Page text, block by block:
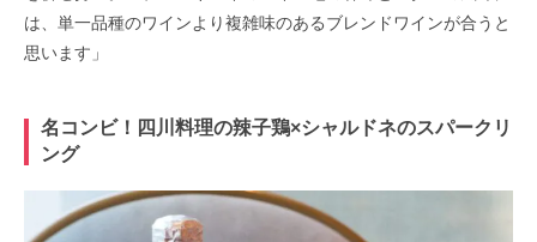
は、単一品種のワインより複雑味のあるブレンドワインが合うと
思います」
名コンビ！四川料理の辣子鶏×シャルドネのスパークリ
ング